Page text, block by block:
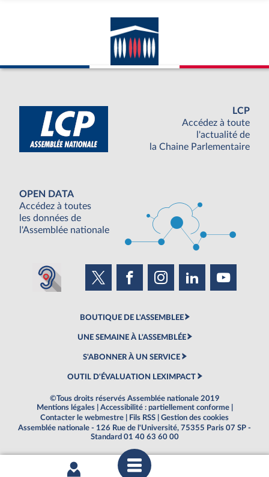
LCP
Accédez à toute
l'actualité de
la Chaine Parlementaire
OPEN DATA
Accédez à toutes
les données de
l'Assemblée nationale
BOUTIQUE DE L'ASSEMBLEE
UNE SEMAINE À L'ASSEMBLÉE
S'ABONNER À UN SERVICE
OUTIL D'ÉVALUATION LEXIMPACT
©Tous droits réservés Assemblée nationale 2019
Mentions légales
Accessibilité : partiellement conforme
Contacter le webmestre
Fils RSS
Gestion des cookies
Assemblée nationale - 126 Rue de l'Université, 75355 Paris 07 SP -
Standard 01 40 63 60 00